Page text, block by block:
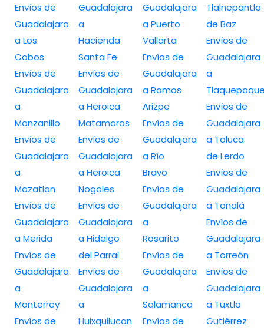
Envíos de
Guadalajara
a Los
Cabos
Envíos de
Guadalajara
a
Manzanillo
Envíos de
Guadalajara
a
Mazatlan
Envíos de
Guadalajara
a Merida
Envíos de
Guadalajara
a
Monterrey
Envíos de
Guadalajara
a
Hacienda
Santa Fe
Envíos de
Guadalajara
a Heroica
Matamoros
Envíos de
Guadalajara
a Heroica
Nogales
Envíos de
Guadalajara
a Hidalgo
del Parral
Envíos de
Guadalajara
a
Huixquilucan
Guadalajara
a Puerto
Vallarta
Envíos de
Guadalajara
a Ramos
Arizpe
Envíos de
Guadalajara
a Río
Bravo
Envíos de
Guadalajara
a
Rosarito
Envíos de
Guadalajara
a
Salamanca
Envíos de
Tlalnepantla
de Baz
Envíos de
Guadalajara
a
Envíos de
Guadalajara
a Toluca
de Lerdo
Envíos de
Guadalajara
a Tonalá
Envíos de
Guadalajara
a Torreón
Envíos de
Guadalajara
a Tuxtla
Gutiérrez